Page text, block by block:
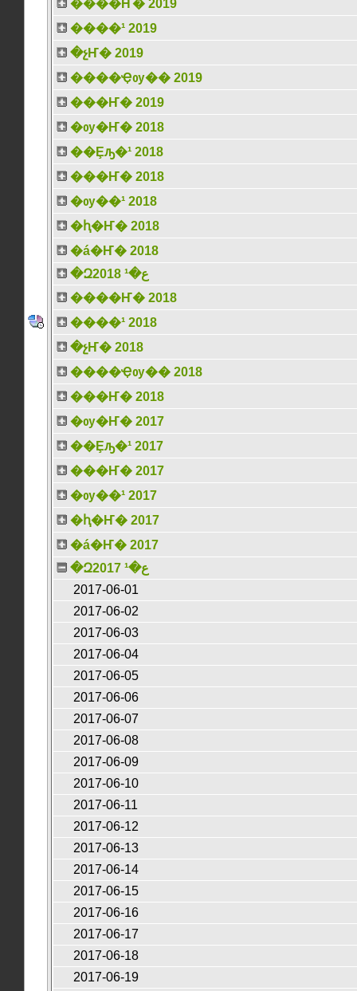
����Ҥ� 2019
����¹ 2019
�չҤ� 2019
����Ҿѹ�� 2019
���Ҥ� 2019
�ѹ�Ҥ� 2018
��Ȩԡ�¹ 2018
���Ҥ� 2018
�ѹ��¹ 2018
�ԧ�Ҥ� 2018
�á�Ҥ� 2018
�Զع�¹ 2018
����Ҥ� 2018
����¹ 2018
�չҤ� 2018
����Ҿѹ�� 2018
���Ҥ� 2018
�ѹ�Ҥ� 2017
��Ȩԡ�¹ 2017
���Ҥ� 2017
�ѹ��¹ 2017
�ԧ�Ҥ� 2017
�á�Ҥ� 2017
�Զع�¹ 2017
2017-06-01
2017-06-02
2017-06-03
2017-06-04
2017-06-05
2017-06-06
2017-06-07
2017-06-08
2017-06-09
2017-06-10
2017-06-11
2017-06-12
2017-06-13
2017-06-14
2017-06-15
2017-06-16
2017-06-17
2017-06-18
2017-06-19